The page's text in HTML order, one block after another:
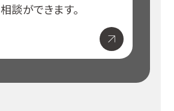
相談ができます。